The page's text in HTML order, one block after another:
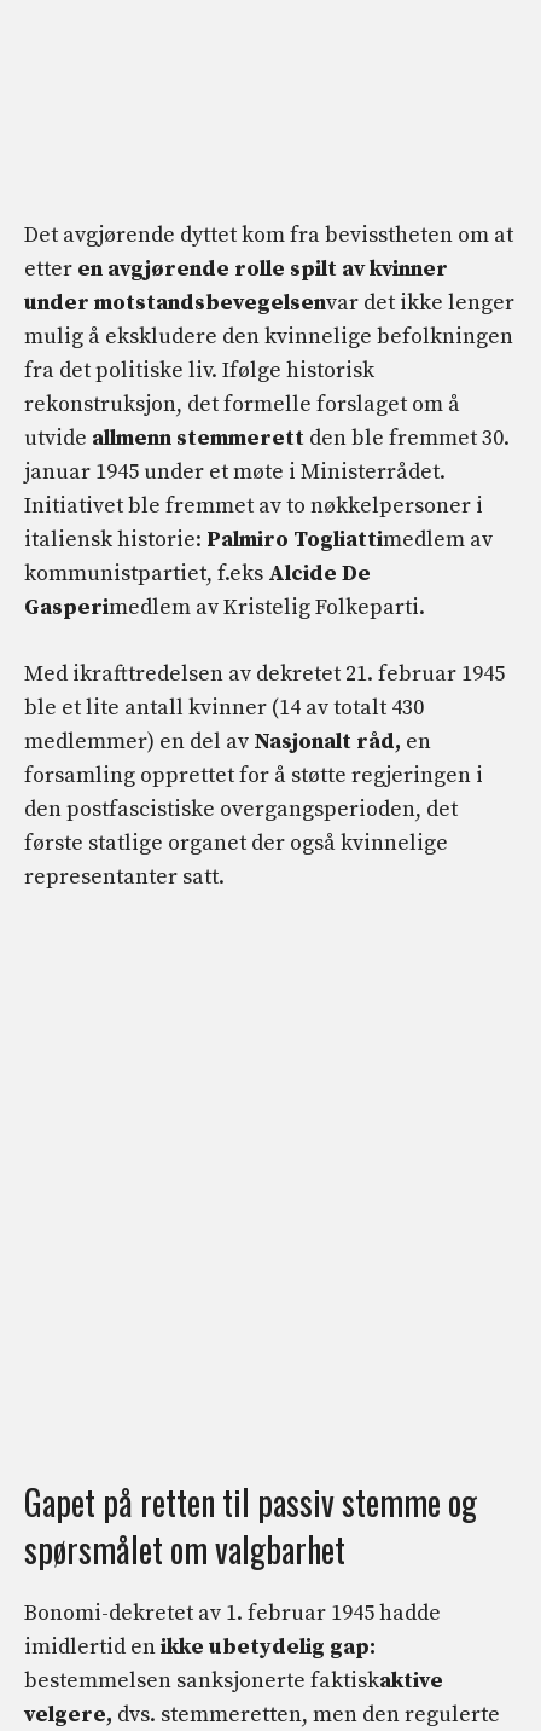
Det avgjørende dyttet kom fra bevisstheten om at
etter en avgjørende rolle spilt av kvinner
under motstandsbevegelsenvar det ikke lenger
mulig å ekskludere den kvinnelige befolkningen
fra det politiske liv. Ifølge historisk
rekonstruksjon, det formelle forslaget om å
utvide allmenn stemmerett den ble fremmet 30.
januar 1945 under et møte i Ministerrådet.
Initiativet ble fremmet av to nøkkelpersoner i
italiensk historie: Palmiro Togliattimedlem av
kommunistpartiet, f.eks Alcide De
Gasperimedlem av Kristelig Folkeparti.
Med ikrafttredelsen av dekretet 21. februar 1945
ble et lite antall kvinner (14 av totalt 430
medlemmer) en del av Nasjonalt råd, en
forsamling opprettet for å støtte regjeringen i
den postfascistiske overgangsperioden, det
første statlige organet der også kvinnelige
representanter satt.
Gapet på retten til passiv stemme og
spørsmålet om valgbarhet
Bonomi-dekretet av 1. februar 1945 hadde
imidlertid enikke ubetydelig gap:
bestemmelsen sanksjonerte faktiskaktive
velgere, dvs. stemmeretten, men den regulerte